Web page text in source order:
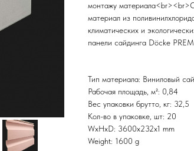
монтажу
материал из
климатических и
панели сайдинга Döcke
Тип материала: Виниловый
Рабочая площадь, м²: 0,84
Вес упаковки брутто, кг: 32,5
Кол-во в упаковке, шт: 20
WxHxD: 3600x232x1 mm
Weight: 1600 g